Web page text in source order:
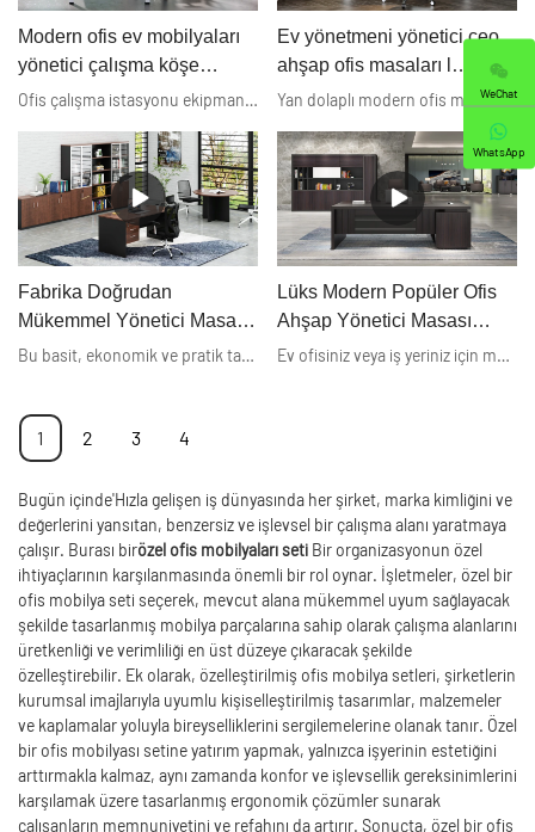
Bugün içinde'Hızla gelişen iş dünyasında her şirket, marka kimliğini ve
değerlerini yansıtan, benzersiz ve işlevsel bir çalışma alanı yaratmaya
çalışır. Burası birözel ofis mobilyaları seti Bir organizasyonun özel
ihtiyaçlarının karşılanmasında önemli bir rol oynar. İşletmeler, özel bir
ofis mobilya seti seçerek, mevcut alana mükemmel uyum sağlayacak
şekilde tasarlanmış mobilya parçalarına sahip olarak çalışma alanlarını
üretkenliği ve verimliliği en üst düzeye çıkaracak şekilde
özelleştirebilir. Ek olarak, özelleştirilmiş ofis mobilya setleri, şirketlerin
kurumsal imajlarıyla uyumlu kişiselleştirilmiş tasarımlar, malzemeler
ve kaplamalar yoluyla bireyselliklerini sergilemelerine olanak tanır. Özel
bir ofis mobilyası setine yatırım yapmak, yalnızca işyerinin estetiğini
arttırmakla kalmaz, aynı zamanda konfor ve işlevsellik gereksinimlerini
karşılamak üzere tasarlanmış ergonomik çözümler sunarak
çalışanların memnuniyetini ve refahını da artırır. Sonuçta, özel bir ofis
Modern ofis ev mobilyaları
yönetici çalışma köşe
masası yönetici beyaz lüksOfis çalışma istasyonu ekipmanları masanın altında 3 çekmeceli dikey mobil dosya dolabı. Ayrıca uyumlu sandalye setini de tedarik edebiliriz. Basit tasarım, kolay montaj ve ekonomik maliyetli modern ofis mobilyası yönetmen masası. Masa üstü kalınlığı: 25mm, 43mm, 50mm, vb. Mobil kaideler: İsteğe bağlı Modern ofis ev mobilyası yönetici çalışma köşe masası yönetici beyaz lüks ceo ahşaptan yapılmış ofis masası piyasadaki benzer ürünlerle karşılaştırıldığında, performans, kalite, görünüm vb. açısından eşsiz olağanüstü avantajlara sahiptir ve piyasada iyi bir üne sahiptir. Xusheng geçmiş ürünlerin kusurlarını özetler ve bunları sürekli olarak iyileştirir. Modern ofis ev mobilyası yönetici çalışma köşe masası yönetici beyaz lüks ceo ahşaptan yapılmış ofis masasının özellikleri ihtiyaçlarınıza göre özelleştirilebilir.
Ev yönetmeni yönetici ceo
ahşap ofis masaları l
şeklinde çalışma masası
çekmecesiz kaide
Yan dolaplı modern ofis masa mobilyası, 25mm MFC ahşap ofis masa tablası. Düşük fiyatlı avrupa tarzı ofis masaları ve sandalyeleri yönetmen. Özelleştirilmiş ofis masası çelik çerçeve, beyaz ahşap üst. Home director executive ceo ahşap ofis masaları l şeklinde çalışma masası ofis düzenleyicisi 3 çekmeceli kaide olmadan piyasadaki benzer ürünlerle karşılaştırıldığında, performans, kalite, görünüm vb. açısından eşsiz üstün avantajlara sahiptir ve pazarda iyi bir üne sahiptir. Xusheng geçmiş ürünlerin kusurlarını özetler ve bunları sürekli olarak geliştirir. Home director executive ceo ahşap ofis masaları l şeklinde çalışma masası ofis düzenleyicisi 3 çekmeceli kaide olmadan ihtiyaçlarınıza göre özelleştirilebilir.
Fabrika Doğrudan
Mükemmel Yönetici Masası
Dikdörtgen Ofis Masası
Bu basit, ekonomik ve pratik tasarımlı yönetici ofis masası olup, montajı çok kolay ve ekonomik maliyetlidir. Dikdörtgen şeklinde yönetici ofis masası, asma çekmece, sehpa vb. ile montaj imkanı sağlar. 2 mm PVC kenarlı yüksek kaliteli MFC-E1 Sınıfı Masa Üstü Kalınlığı: 25mm Yan panel kalınlığı: 25mm 16mm'lik diğerleri Yönetici masası fiyatı hakkında daha detaylı bilgi için Xusheng Mobilya ile iletişime geçiniz.
Lüks Modern Popüler Ofis
Ahşap Yönetici Masası
Üreticisi - Xusheng
Ev ofisiniz veya iş yeriniz için mükemmel ofis mobilya setini bulun. Ofis yönetici masası, piyasadaki benzer ürünlerle karşılaştırıldığında, performans, kalite, görünüm vb. açısından eşsiz üstün avantajlara sahiptir ve piyasada iyi bir üne sahiptir. Xusheng Furniture, geçmiş ürünlerin kusurlarını özetler ve bunları sürekli olarak geliştirir. Yönetici Masasının özellikleri ihtiyaçlarınıza göre özelleştirilebilir.
1 2 3 4
WeChat
WhatsApp